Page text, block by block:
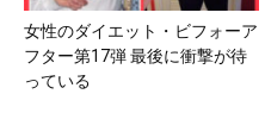
女性のダイエット・ビフォーア
フター第17弾 最後に衝撃が待
っている